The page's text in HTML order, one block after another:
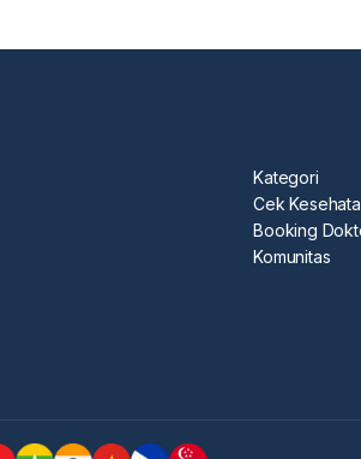
Kategori
Cek
Booking
Komunitas